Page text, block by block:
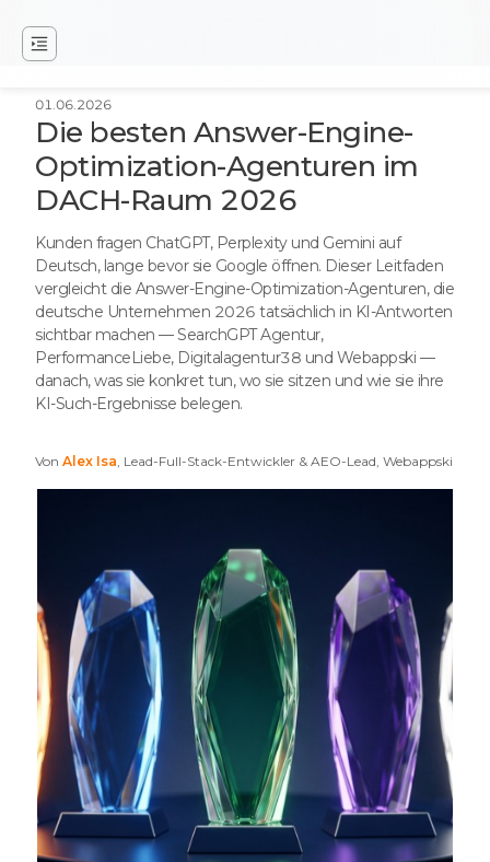
01.06.2026
Die besten Answer-Engine-
Optimization-Agenturen im
DACH-Raum 2026
Kunden fragen ChatGPT, Perplexity und Gemini auf
Deutsch, lange bevor sie Google öffnen. Dieser Leitfaden
vergleicht die Answer-Engine-Optimization-Agenturen, die
deutsche Unternehmen 2026 tatsächlich in KI-Antworten
sichtbar machen — SearchGPT Agentur,
PerformanceLiebe, Digitalagentur38 und Webappski —
danach, was sie konkret tun, wo sie sitzen und wie sie ihre
KI-Such-Ergebnisse belegen.
Von Alex Isa, Lead-Full-Stack-Entwickler & AEO-Lead, Webappski